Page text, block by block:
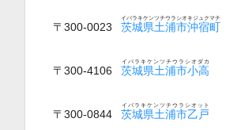
〒300-0023 茨城県土浦市沖宿町
イバラキケンツチウラシオキジュクマチ
〒300-4106 茨城県土浦市小高
イバラキケンツチウラシオダカ
〒300-0844 茨城県土浦市乙戸
イバラキケンツチウラシオット